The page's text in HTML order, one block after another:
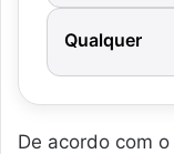
Qualquer
De acordo com